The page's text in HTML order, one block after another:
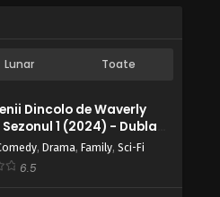
Lunar Toate
Dincolo de Waverly
1 (2024) - Dublat
, Drama, Family, Sci-Fi
6.5